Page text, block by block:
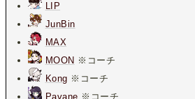
LIP
JunBin
MAX
MOON ※コーチ
Kong ※コーチ
Pavane ※コーチ